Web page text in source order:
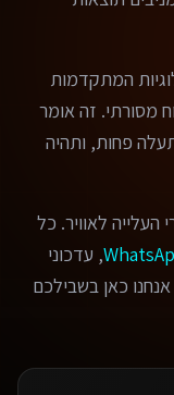
המתקדמות
פיתוח מהיר פי 3 מפיתוח מסורתי. זה אומר
פחות, ותהיה
לאוויר. כל
, עדכוני
אנחנו כאן בשבילכם